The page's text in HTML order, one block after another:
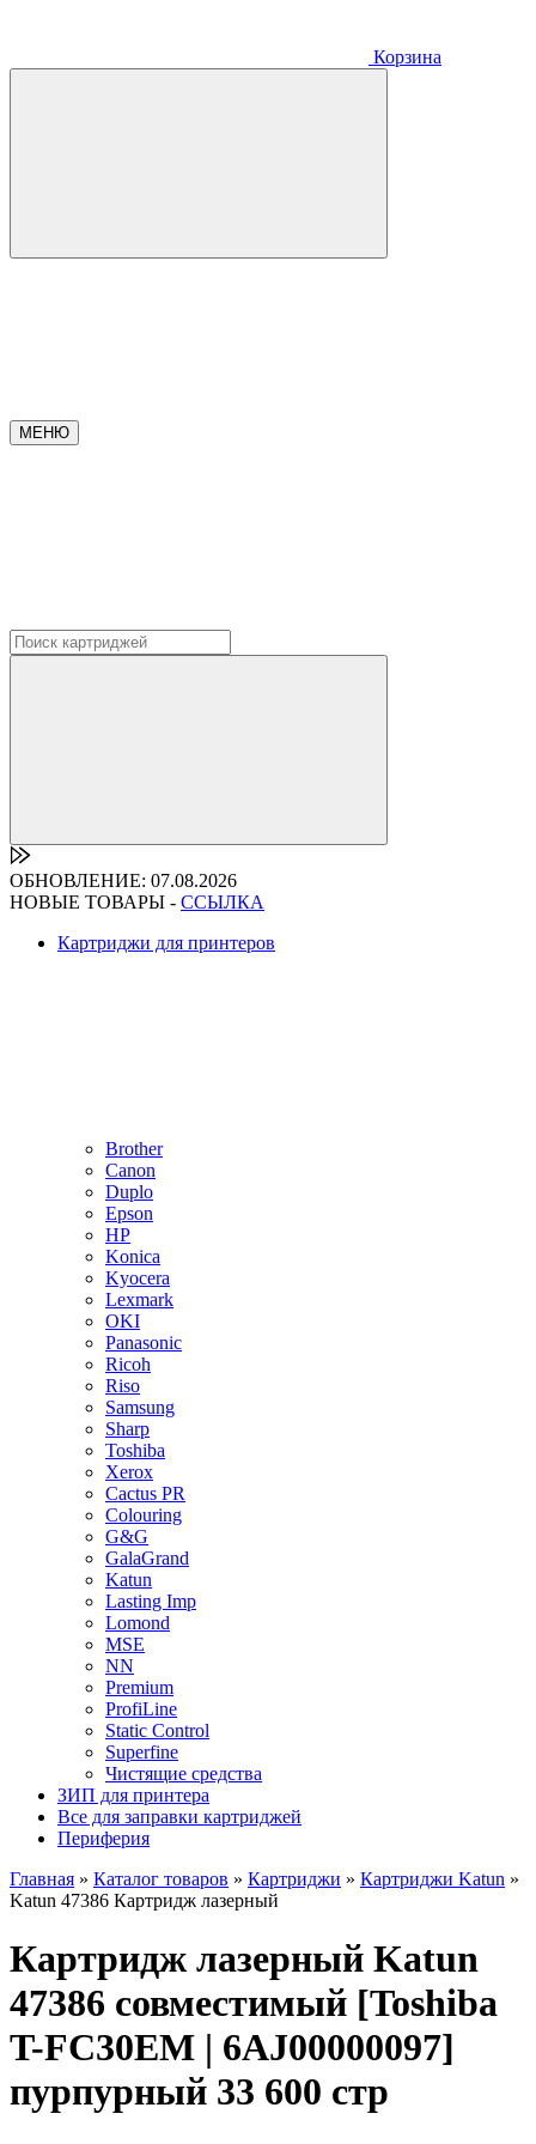
Корзина
МЕНЮ
ОБНОВЛЕНИЕ: 07.08.2026
НОВЫЕ ТОВАРЫ - ССЫЛКА
Картриджи для принтеров
Brother
Canon
Duplo
Epson
HP
Konica
Kyocera
Lexmark
OKI
Panasonic
Ricoh
Riso
Samsung
Sharp
Toshiba
Xerox
Cactus PR
Colouring
G&G
GalaGrand
Katun
Lasting Imp
Lomond
MSE
NN
Premium
ProfiLine
Static Control
Superfine
Чистящие средства
ЗИП для принтера
Все для заправки картриджей
Периферия
Главная » Каталог товаров » Картриджи » Картриджи Katun »
Katun 47386 Картридж лазерный
Картридж лазерный Katun
47386 совместимый [Toshiba
T-FC30EM | 6AJ00000097]
пурпурный 33 600 стр